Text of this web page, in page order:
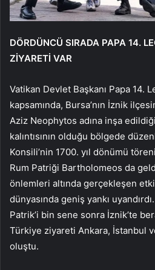
DÖRDÜNCÜ SIRADA PAPA 14.
ZİYARETİ VAR
Vatikan Devlet Başkanı Papa 14.
kapsamında, Bursa’nın İznik
Aziz Neophytos adına inşa
kalıntısının olduğu bölgede
Konsili’nin 1700. yıl dönümü
Rum Patriği Bartholomeos da
önlemleri altında gerçekleşen
dünyasında geniş yankı
Patrik’i bin sene sonra İznik’te
Türkiye ziyareti Ankara, İstanbul
oluştu.